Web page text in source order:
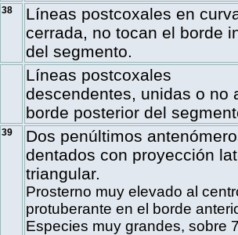
38
Líneas postcoxales en
cerrada, no tocan el borde
del segmento.
Líneas postcoxales
descendentes, unidas o no
borde posterior del
39
Dos penúltimos
dentados con proyección
triangular.
Prosterno muy elevado al
protuberante en el borde
Especies muy grandes, sobre